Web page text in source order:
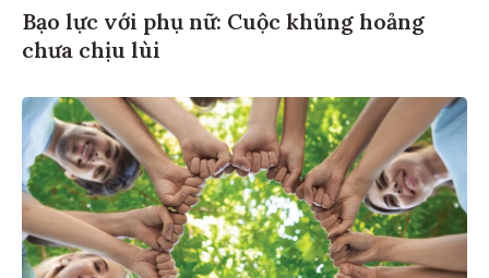
Bạo lực với phụ nữ: Cuộc khủng hoảng
chưa chịu lùi